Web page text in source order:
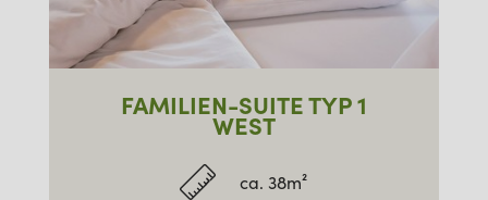
FAMILIEN-SUITE TYP 1
WEST
ca. 38m²